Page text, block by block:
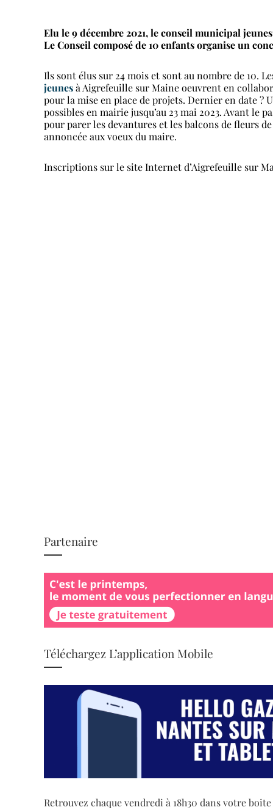
Elu le 9 décembre 2021, le conseil municipal
Le Conseil composé de 10 enfants organise un
Ils sont élus sur 24 mois et sont au nombre de 10.
jeunesà Aigrefeuille sur Maine oeuvrent en
pour la mise en place de projets. Dernier en date
possibles en mairie jusqu’au 23 mai 2023. Avant le
pour parer les devantures et les balcons de fleurs
annoncée aux voeux du maire.
Inscriptions sur le site Internet d’Aigrefeuille sur
Partenaire
Téléchargez L’application Mobile
Retrouvez chaque vendredi à 18h30 dans votre